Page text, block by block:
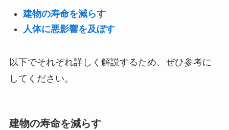
建物の寿命を減らす
人体に悪影響を及ぼす
以下でそれぞれ詳しく解説するため、ぜひ参考に
してください。
建物の寿命を減らす